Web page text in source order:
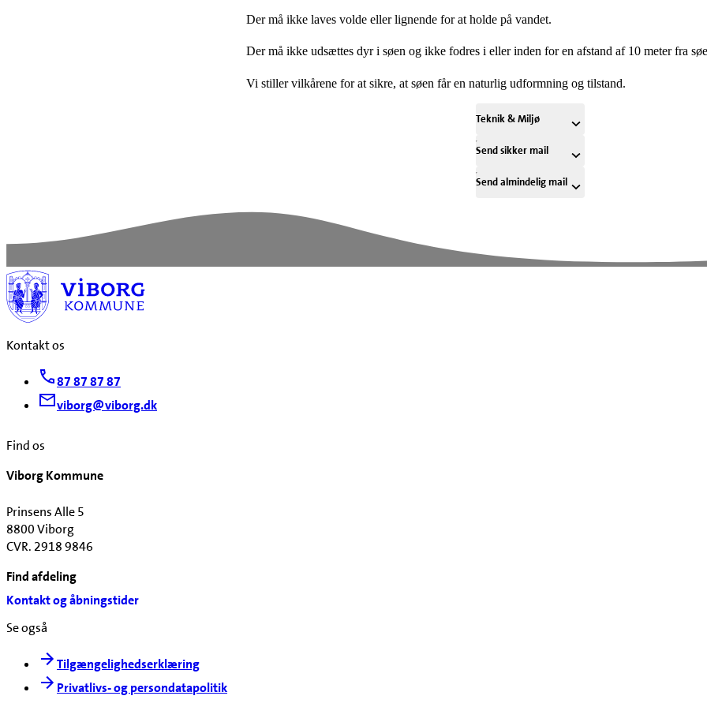
Der må ikke laves volde eller lignende for at holde på vandet.
Der må ikke udsættes dyr i søen og ikke fodres i eller inden for en afstand af 10 meter fra
Vi stiller vilkårene for at sikre, at søen får en naturlig udformning og tilstand.
Teknik & Miljø
Send sikker mail
Send almindelig mail
Kontakt os
87 87 87 87
viborg@viborg.dk
Find os
Viborg Kommune
Prinsens Alle 5
8800 Viborg
CVR. 2918 9846
Find afdeling
Kontakt og åbningstider
Se også
Tilgængelighedserklæring
Privatlivs- og persondatapolitik